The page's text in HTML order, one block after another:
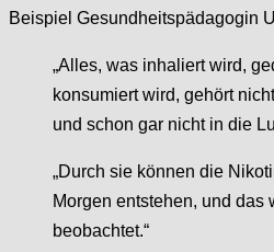
Beispiel Gesundheitspädagogin
„Alles, was inhaliert wird,
konsumiert wird, gehört
und schon gar nicht in die
„Durch sie können die
Morgen entstehen, und das
beobachtet.“